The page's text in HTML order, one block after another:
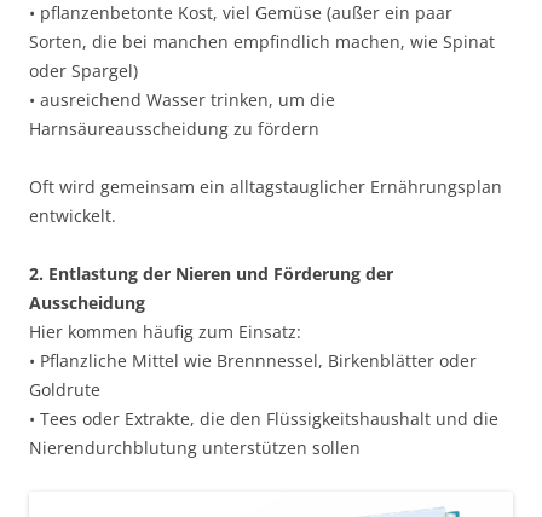
• pflanzenbetonte Kost, viel Gemüse (außer ein paar
Sorten, die bei manchen empfindlich machen, wie Spinat
oder Spargel)
• ausreichend Wasser trinken, um die
Harnsäureausscheidung zu fördern
Oft wird gemeinsam ein alltagstauglicher Ernährungsplan
entwickelt.
2. Entlastung der Nieren und Förderung der
Ausscheidung
Hier kommen häufig zum Einsatz:
• Pflanzliche Mittel wie Brennnessel, Birkenblätter oder
Goldrute
• Tees oder Extrakte, die den Flüssigkeitshaushalt und die
Nierendurchblutung unterstützen sollen